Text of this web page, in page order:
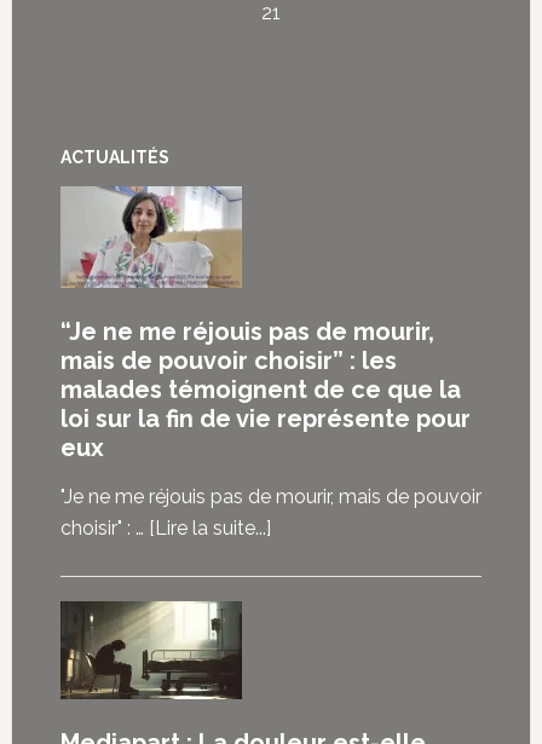
21
ACTUALITÉS
“Je ne me réjouis pas de mourir,
mais de pouvoir choisir” : les
malades témoignent de ce que la
loi sur la fin de vie représente pour
eux
"Je ne me réjouis pas de mourir, mais de pouvoir
choisir" : … [Lire la suite...]à